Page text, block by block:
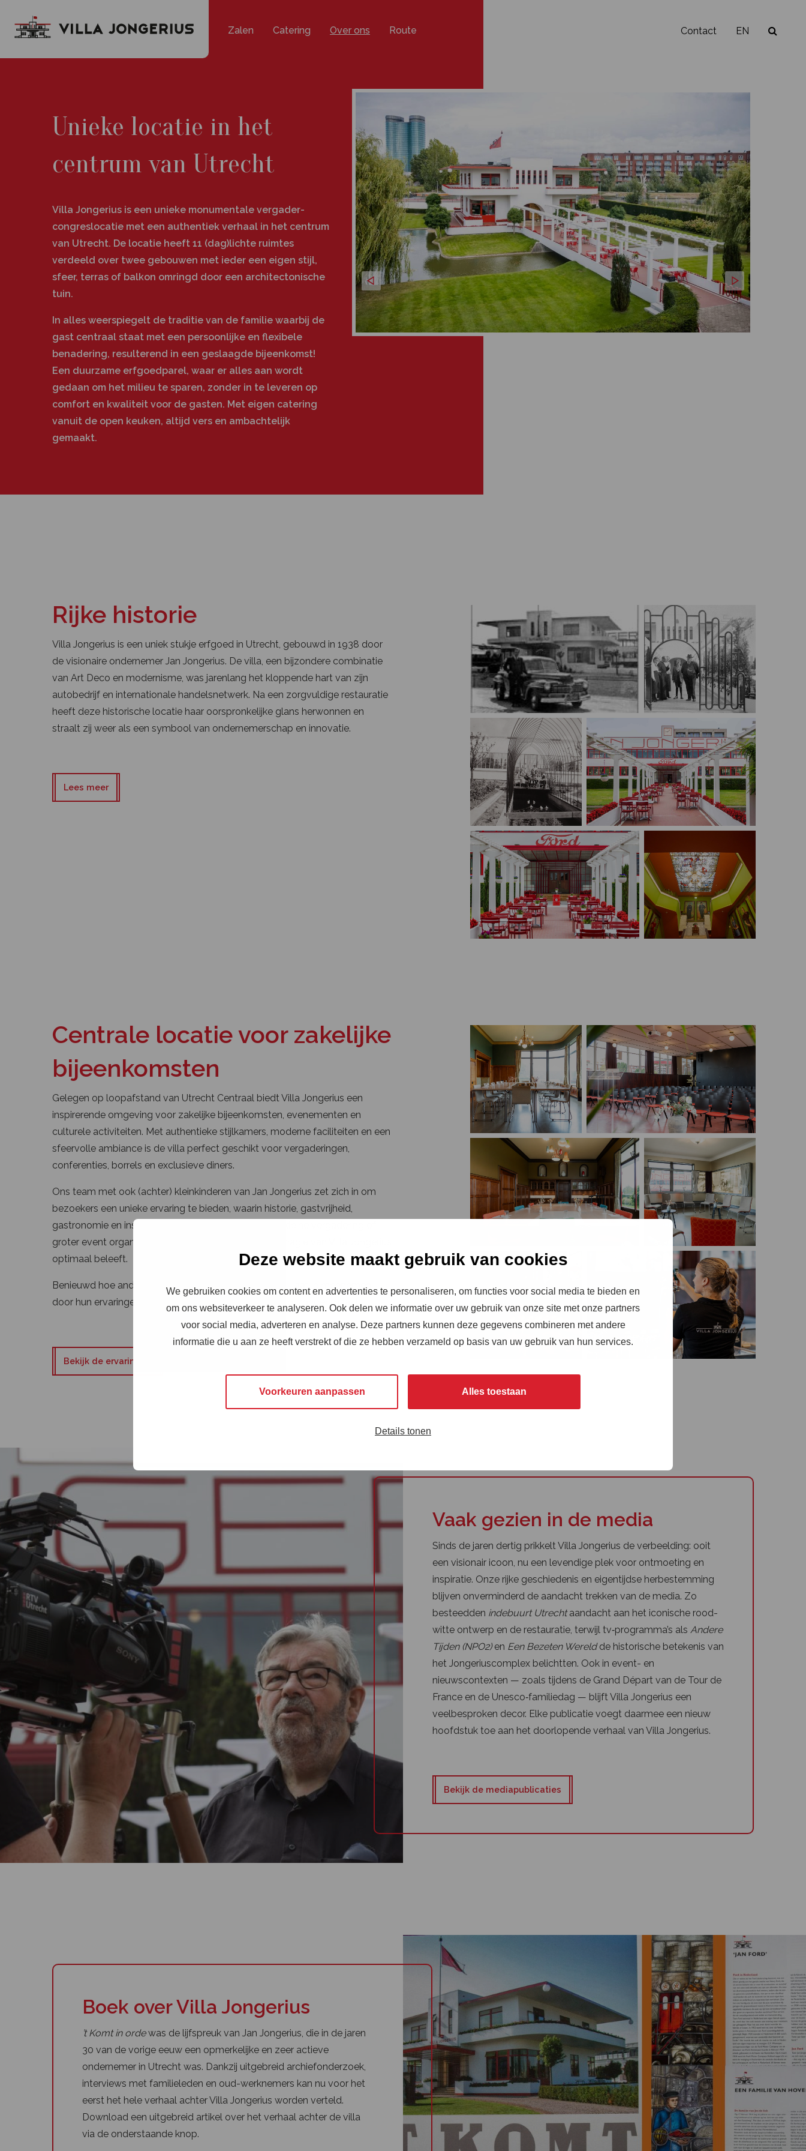
Deze website maakt gebruik van cookies
We gebruiken cookies om content en advertenties te personaliseren, om functies voor social media te bieden en
om ons websiteverkeer te analyseren. Ook delen we informatie over uw gebruik van onze site met onze partners
voor social media, adverteren en analyse. Deze partners kunnen deze gegevens combineren met andere
informatie die u aan ze heeft verstrekt of die ze hebben verzameld op basis van uw gebruik van hun services.
Voorkeuren aanpassen Alles toestaan
Details tonen
Zalen Catering Over ons Route Contact EN
Unieke locatie in het
centrum van Utrecht
Villa Jongerius is een unieke monumentale vergader-
congreslocatie met een authentiek verhaal in het centrum
van Utrecht. De locatie heeft 11 (dag)lichte ruimtes
verdeeld over twee gebouwen met ieder een eigen stijl,
sfeer, terras of balkon omringd door een architectonische
tuin.
In alles weerspiegelt de traditie van de familie waarbij de
gast centraal staat met een persoonlijke en flexibele
benadering, resulterend in een geslaagde bijeenkomst!
Een duurzame erfgoedparel, waar er alles aan wordt
gedaan om het milieu te sparen, zonder in te leveren op
comfort en kwaliteit voor de gasten. Met eigen catering
vanuit de open keuken, altijd vers en ambachtelijk
gemaakt.
Rijke historie
Villa Jongerius is een uniek stukje erfgoed in Utrecht, gebouwd in 1938 door
de visionaire ondernemer Jan Jongerius. De villa, een bijzondere combinatie
van Art Deco en modernisme, was jarenlang het kloppende hart van zijn
autobedrijf en internationale handelsnetwerk. Na een zorgvuldige restauratie
heeft deze historische locatie haar oorspronkelijke glans herwonnen en
straalt zij weer als een symbool van ondernemerschap en innovatie.
Lees meer
Centrale locatie voor zakelijke
bijeenkomsten
Gelegen op loopafstand van Utrecht Centraal biedt Villa Jongerius een
inspirerende omgeving voor zakelijke bijeenkomsten, evenementen en
culturele activiteiten. Met authentieke stijlkamers, moderne faciliteiten en een
sfeervolle ambiance is de villa perfect geschikt voor vergaderingen,
conferenties, borrels en exclusieve diners.
Ons team met ook (achter) kleinkinderen van Jan Jongerius zet zich in om
bezoekers een unieke ervaring te bieden, waarin historie, gastvrijheid,
gastronomie en inspiratie samenkomen. Of u nu een kleine vergadering of
groter event organiseert, wij zorgen ervoor dat u de magie van Villa Jongerius
optimaal beleeft.
Benieuwd hoe anderen deze magie hebben beleefd? Laat je meenemen
door hun ervaringen en ontdek wat Villa Jongerius zo bijzonder maakt.
Bekijk de ervaringen
Vaak gezien in de media
Sinds de jaren dertig prikkelt Villa Jongerius de verbeelding: ooit
een visionair icoon, nu een levendige plek voor ontmoeting en
inspiratie. Onze rijke geschiedenis en eigentijdse herbestemming
blijven onverminderd de aandacht trekken van de media. Zo
besteedden indebuurt Utrechtaandacht aan het iconische rood-
witte ontwerp en de restauratie, terwijl tv‑programma’s als Andere
Tijden (NPO2)en Een Bezeten Wereldde historische betekenis van
het Jongeriuscomplex belichtten. Ook in event- en
nieuwscontexten — zoals tijdens de Grand Départ van de Tour de
France en de Unesco‑familiedag — blijft Villa Jongerius een
veelbesproken decor. Elke publicatie voegt daarmee een nieuw
hoofdstuk toe aan het doorlopende verhaal van Villa Jongerius.
Bekijk de mediapublicaties
Boek over Villa Jongerius
’t Komt in ordewas de lijfspreuk van Jan Jongerius, die in de jaren
30 van de vorige eeuw een opmerkelijke en zeer actieve
ondernemer in Utrecht was. Dankzij uitgebreid archiefonderzoek,
interviews met familieleden en oud-werknemers kan nu voor het
eerst het hele verhaal achter Villa Jongerius worden verteld.
Download een uitgebreid artikel over het verhaal achter de villa
via de onderstaande knop.